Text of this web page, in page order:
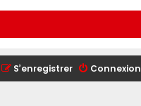
Connexion
S’enregistrer